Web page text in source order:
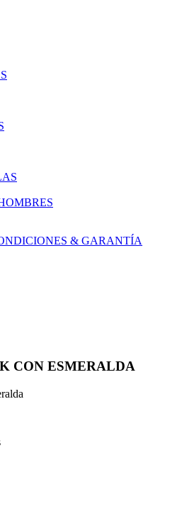
& GARANTÍA
CON ESMERALDA